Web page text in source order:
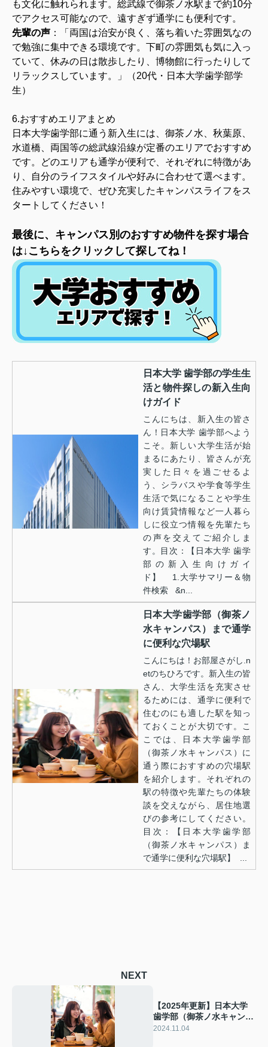
も文化に触れられます。総武線で御茶ノ水駅まで約10分
でアクセス可能なので、遠すぎず通学にも便利です。
先輩の声 ：
「両国は治安が良く、落ち着いた雰囲気なの
で勉強に集中できる環境です。下町の雰囲気も気に入っ
ていて、休みの日は散歩したり、博物館に行ったりして
リラックスしています。」（20代・日本大学歯学部学
生）
6.おすすめエリアまとめ
日本大学歯学部に通う新入生には、御茶ノ水、秋葉原、
水道橋、両国等の総武線沿線が定番のエリアでおすすめ
です。どのエリアも通学が便利で、それぞれに特徴があ
り、自分のライフスタイルや好みに合わせて選べます。
住みやすい環境で、ぜひ充実したキャンパスライフをス
タートしてください！
最後に、キャンパス別のおすすめ物件を探す場合
は↓こちらをクリックして探してね！
日本大学 歯学部の学生生
活と物件探しの新入生向
けガイド
こんにちは、新入生の皆さ
ん！日本大学 歯学部へよう
こそ。新しい大学生活が始
まるにあたり、皆さんが充
実した日々を過ごせるよ
う、シラバスや学食等学生
生活で気になることや学生
向け賃貸情報など一人暮ら
しに役立つ情報を先輩たち
の声を交えてご紹介しま
す。目次：【日本大学 歯学
部の新入生向けガイ
ド】 1.大学サマリー＆物
件検索 &n...
日本大学歯学部（御茶ノ
水キャンパス）まで通学
に便利な穴場駅
こんにちは！お部屋さがし.n
etのちひろです。新入生の皆
さん、大学生活を充実させ
るためには、通学に便利で
住むのにも適した駅を知っ
ておくことが大切です。こ
こでは、日本大学歯学部
（御茶ノ水キャンパス）に
通う際におすすめの穴場駅
を紹介します。それぞれの
駅の特徴や先輩たちの体験
談を交えながら、居住地選
びの参考にしてください。
目次：【日本大学歯学部
（御茶ノ水キャンパス）ま
で通学に便利な穴場駅】 ...
NEXT
【2025年更新】日本大学
歯学部（御茶ノ水キャンパ
ス）まで通学に便利な穴場
2024.11.04